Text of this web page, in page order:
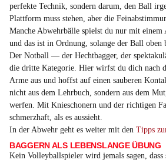
perfekte Technik, sondern darum, den Ball
Plattform muss stehen, aber die
Manche Abwehrbälle spielst du nur mit
und das ist in Ordnung, solange der Ball oben
Der Notball — der Hechtbagger, der
die dritte Kategorie. Hier wirfst du dich nach
Arme aus und hoffst auf einen sauberen
nicht aus dem Lehrbuch, sondern aus dem
werfen. Mit Knieschonern und der richtigen
schmerzhaft, als es aussieht.
In der Abwehr geht es weiter mit den Tipps
BAGGERN ALS LEBENSLANGE ÜBUNG
Kein Volleyballspieler wird jemals sagen,